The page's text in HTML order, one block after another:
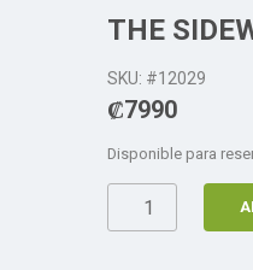
THE
SKU: #12029
₡7990
Disponible para